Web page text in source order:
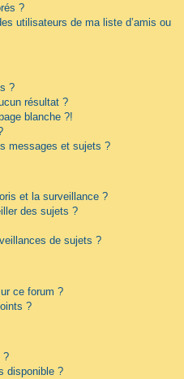
?
utilisateurs de ma liste d’amis ou
?
résultat ?
blanche ?!
messages et sujets ?
et la surveillance ?
des sujets ?
de sujets ?
ce forum ?
?
?
disponible ?